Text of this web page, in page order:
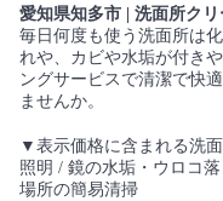
愛知県知多市 | 洗面所ク
毎日何度も使う洗面所は
れや、カビや水垢が付き
ングサービスで清潔で快
ませんか。
▼表示価格に含まれる洗
照明 / 鏡の水垢・ウロコ
場所の簡易清掃